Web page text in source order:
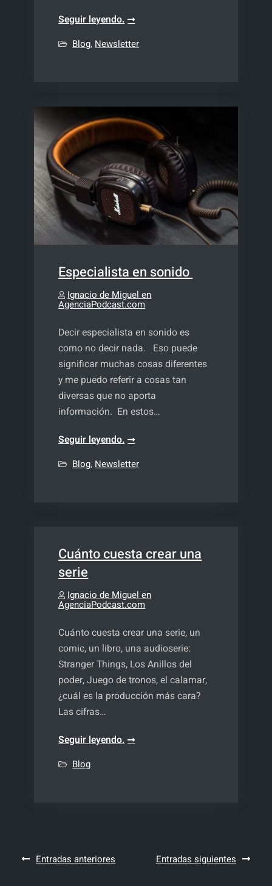
Seguir leyendo.5
por
haces
un
pódcast
para
tu
negocio
Blog, Newsletter
Especialista en sonido
Ignacio de Miguel en
AgenciaPodcast.com
Decir especialista en sonido es
como no decir nada. Eso puede
significar muchas cosas diferentes
y me puedo referir a cosas tan
diversas que no aporta
información. En estos…
Seguir leyendo.Especialista
sonido
Blog, Newsletter
Cuánto cuesta crear una
serie
Ignacio de Miguel en
AgenciaPodcast.com
Cuánto cuesta crear una serie, un
comic, un libro, una audioserie:
Stranger Things, Los Anillos del
poder, Juego de tronos, el calamar,
¿cuál es la producción más cara?
Las cifras…
Seguir leyendo.Cuánto
Blog
Navegación
Entradas anteriores Entradas siguientes